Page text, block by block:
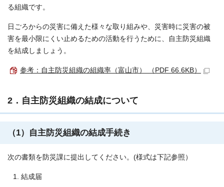
る組織です。
日ごろからの災害に備えた様々な取り組みや、災害時に災害の被
害を最小限にくい止めるための活動を行うために、自主防災組織
を結成しましょう。
参考：自主防災組織の組織率（富山市） （PDF 66.6KB）
2．自主防災組織の結成について
（1）自主防災組織の結成手続き
次の書類を防災課に提出してください。(様式は下記参照）
結成届